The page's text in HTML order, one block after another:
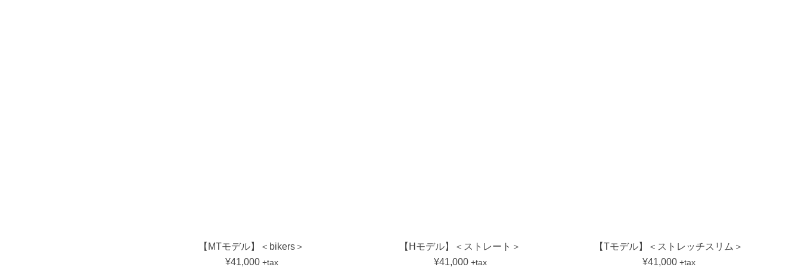
【MTモデル】＜bikers＞
¥41,000+tax
【Hモデル】＜ストレート＞
¥41,000+tax
【Tモデル】＜ストレッチスリム＞
¥41,000+tax